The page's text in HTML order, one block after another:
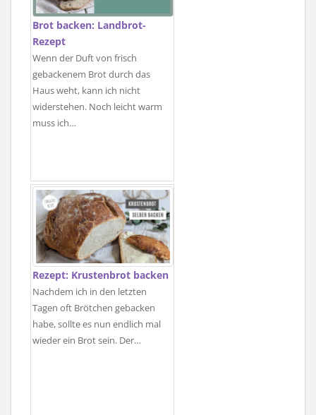
Brot backen: Landbrot-
Rezept
Wenn der Duft von frisch
gebackenem Brot durch das
Haus weht, kann ich nicht
widerstehen. Noch leicht warm
muss ich…
Rezept: Krustenbrot backen
Nachdem ich in den letzten
Tagen oft Brötchen gebacken
habe, sollte es nun endlich mal
wieder ein Brot sein. Der…